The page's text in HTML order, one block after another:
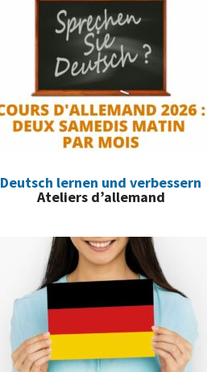
Deutsch lernen und verbessern
Ateliers d’allemand